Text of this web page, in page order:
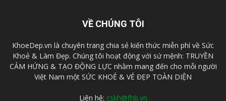
VỀ CHÚNG TÔI
KhoeDep.vn là chuyên trang chia sẻ kiến thức miễn phí về Sức
Khoẻ & Làm Đẹp. Chúng tôi hoạt động với sứ mệnh: TRUYỀN
CẢM HỨNG & TẠO ĐỘNG LỰC nhằm mang đến cho mỗi người
Việt Nam một SỨC KHOẺ & VẺ ĐẸP TOÀN DIỆN
Liên hệ: cskh@fhb.vn